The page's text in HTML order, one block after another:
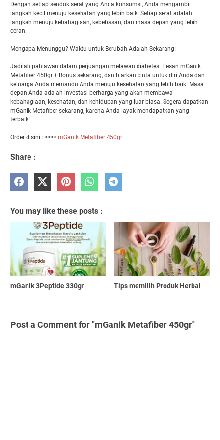
Dengan setiap sendok serat yang Anda konsumsi, Anda mengambil
langkah kecil menuju kesehatan yang lebih baik. Setiap serat adalah
langkah menuju kebahagiaan, kebebasan, dan masa depan yang lebih
cerah.
Mengapa Menunggu? Waktu untuk Berubah Adalah Sekarang!
Jadilah pahlawan dalam perjuangan melawan diabetes. Pesan mGanik
Metafiber 450gr + Bonus sekarang, dan biarkan cinta untuk diri Anda dan
keluarga Anda memandu Anda menuju kesehatan yang lebih baik. Masa
depan Anda adalah investasi berharga yang akan membawa
kebahagiaan, kesehatan, dan kehidupan yang luar biasa. Segera dapatkan
mGanik Metafiber sekarang, karena Anda layak mendapatkan yang
terbaik!
Order disini : >>>> mGanik Metafiber 450gr
Share :
You may like these posts :
mGanik 3Peptide 330gr Tips memilih Produk Herbal
Post a Comment for "mGanik Metafiber 450gr"